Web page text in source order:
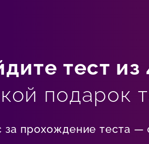
тест из
подарок
прохождение теста —